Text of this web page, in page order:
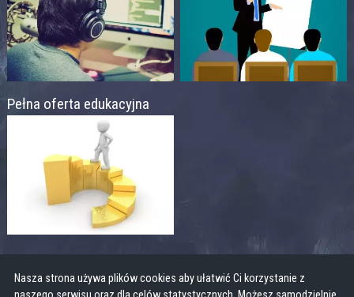
Pełna oferta edukacyjna
Nasza strona używa plików cookies aby ułatwić Ci korzystanie z